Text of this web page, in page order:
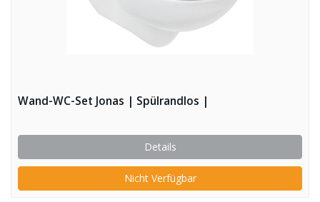
Wand-WC-Set Jonas | Spülrandlos |
Details
Nicht Verfügbar